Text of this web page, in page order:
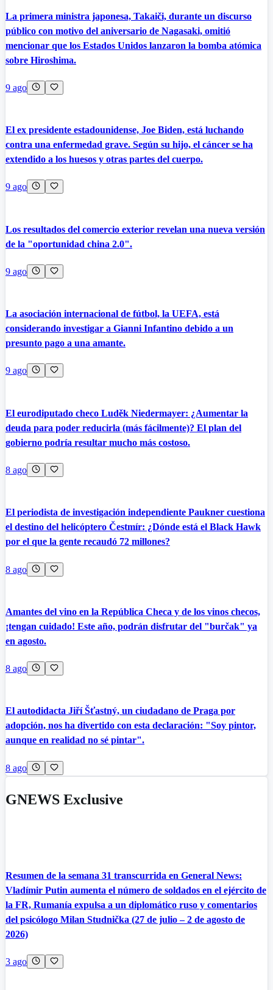
La primera ministra japonesa, Takaiči, durante un discurso
público con motivo del aniversario de Nagasaki, omitió
mencionar que los Estados Unidos lanzaron la bomba atómica
sobre Hiroshima.
9 ago
El ex presidente estadounidense, Joe Biden, está luchando
contra una enfermedad grave. Según su hijo, el cáncer se ha
extendido a los huesos y otras partes del cuerpo.
9 ago
Los resultados del comercio exterior revelan una nueva versión
de la "oportunidad china 2.0".
9 ago
La asociación internacional de fútbol, la UEFA, está
considerando investigar a Gianni Infantino debido a un
presunto pago a una amante.
9 ago
El eurodiputado checo Luděk Niedermayer: ¿Aumentar la
deuda para poder reducirla (más fácilmente)? El plan del
gobierno podría resultar mucho más costoso.
8 ago
El periodista de investigación independiente Paukner cuestiona
el destino del helicóptero Čestmír: ¿Dónde está el Black Hawk
por el que la gente recaudó 72 millones?
8 ago
Amantes del vino en la República Checa y de los vinos checos,
¡tengan cuidado! Este año, podrán disfrutar del "burčak" ya
en agosto.
8 ago
El autodidacta Jiří Šťastný, un ciudadano de Praga por
adopción, nos ha divertido con esta declaración: "Soy pintor,
aunque en realidad no sé pintar".
8 ago
GNEWS Exclusive
Resumen de la semana 31 transcurrida en General News:
Vladímir Putin aumenta el número de soldados en el ejército de
la FR, Rumanía expulsa a un diplomático ruso y comentarios
del psicólogo Milan Studnička (27 de julio – 2 de agosto de
2026)
3 ago